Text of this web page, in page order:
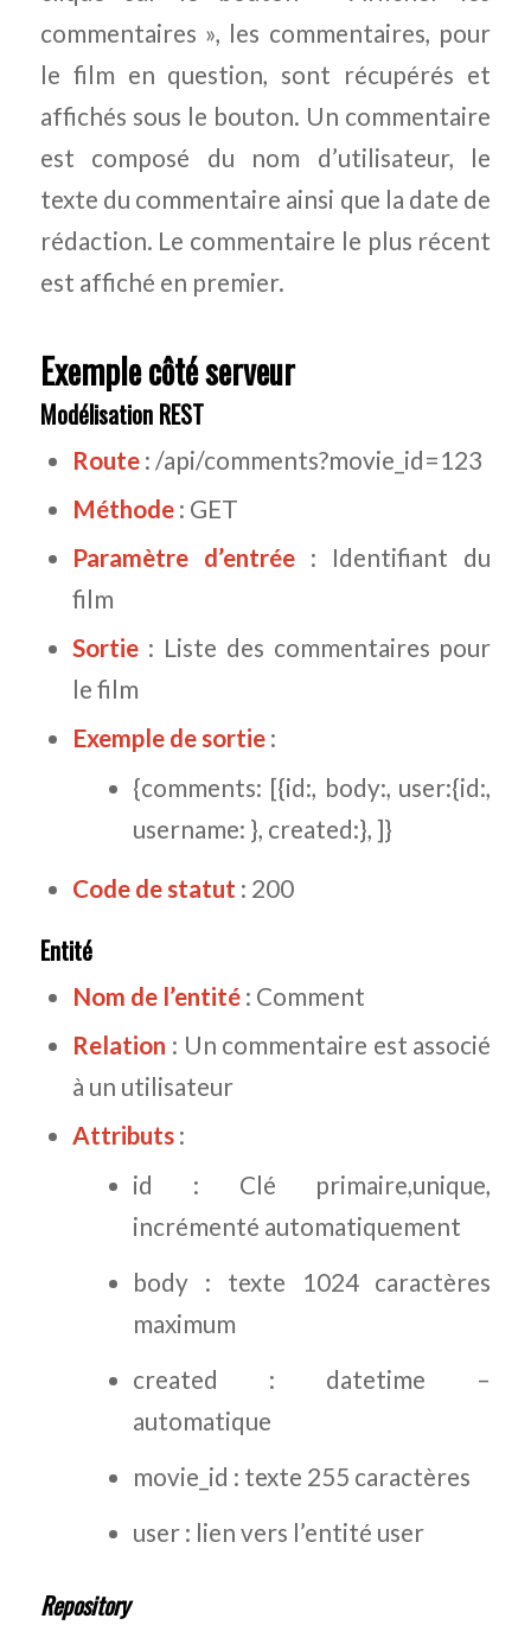
commentaires », les commentaires, pour
le film en question, sont récupérés et
affichés sous le bouton. Un commentaire
est composé du nom d’utilisateur, le
texte du commentaire ainsi que la date de
rédaction. Le commentaire le plus récent
est affiché en premier.
Exemple côté serveur
Modélisation REST
Route : /api/comments?movie_id=123
Méthode : GET
Paramètre d’entrée : Identifiant du
film
Sortie : Liste des commentaires pour
le film
Exemple de sortie :
{comments: [{id:, body:, user:{id:,
username: }, created:}, ]}
Code de statut : 200
Entité
Nom de l’entité : Comment
Relation : Un commentaire est associé
à un utilisateur
Attributs :
id : Clé primaire,unique,
incrémenté automatiquement
body : texte 1024 caractères
maximum
created : datetime –
automatique
movie_id : texte 255 caractères
user : lien vers l’entité user
Repository